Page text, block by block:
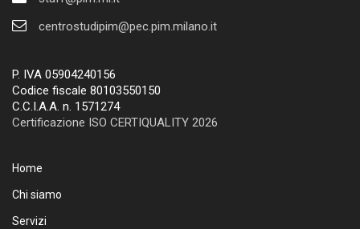
centrostudipim@pec.pim.milano.it
P. IVA 05904240156
Codice fiscale 80103550150
C.C.I.A.A. n. 1571274
Certificazione ISO CERTIQUALITY 2026
Home
Chi siamo
Servizi